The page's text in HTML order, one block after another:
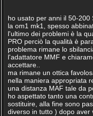
ho usato per anni il 50-200
la om1 mk1, spesso
l'ultimo dei problemi è la
PRO perciò la qualità è
problema rimane lo
l'adattatore MMF e
accettare..
ma rimane un ottica
nella maniera appropriata
una distanza MAF tale da
ho aspettato tanto una
sostituire, alla fine sono
diverso in tutto ) dopo aver